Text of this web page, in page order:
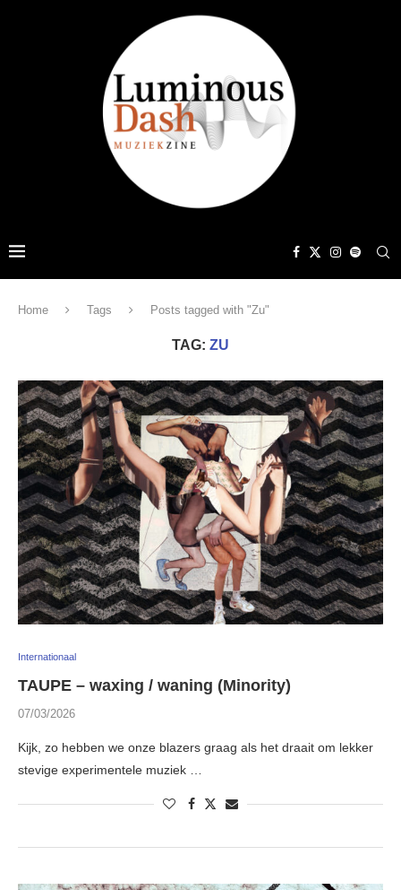
Home Tags Posts tagged with "Zu"
TAG: ZU
Internationaal
TAUPE – waxing / waning (Minority)
07/03/2026
Kijk, zo hebben we onze blazers graag als het draait om lekker
stevige experimentele muziek …